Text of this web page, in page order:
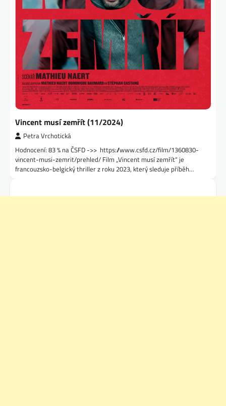
Vincent musí zemřít (11/2024)
Petra Vrchotická
Hodnocení: 83 % na ČSFD ->> https://www.csfd.cz/film/1360830-
vincent-musi-zemrit/prehled/ Film „Vincent musí zemřít“ je
francouzsko-belgický thriller z roku 2023, který sleduje příběh…